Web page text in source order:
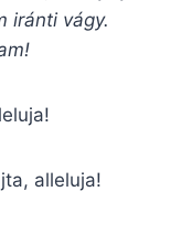
iránti vágy.
alleluja!